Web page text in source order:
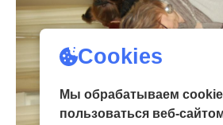
Cookies
Мы обрабатываем
пользоваться веб-